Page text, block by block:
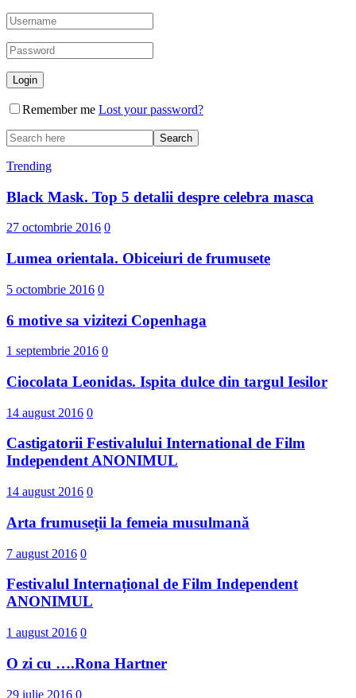
Remember me Lost your password?
Trending
Black Mask. Top 5 detalii despre celebra masca
27 octombrie 2016 0
Lumea orientala. Obiceiuri de frumusete
5 octombrie 2016 0
6 motive sa vizitezi Copenhaga
1 septembrie 2016 0
Ciocolata Leonidas. Ispita dulce din targul Iesilor
14 august 2016 0
Castigatorii Festivalului International d​e Film
Independent ANONIMUL
14 august 2016 0
Arta frumuseții la femeia musulmană
7 august 2016 0
Festivalul Internațional de Film Independent
ANONIMUL
1 august 2016 0
O zi cu ….Rona Hartner
29 iulie 2016 0